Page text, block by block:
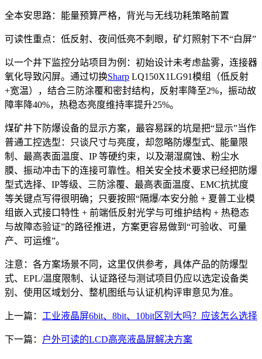
全本安思路：能量预算严格，背光与无线功耗策略前置
可读性重点：低反射、夜间低亮不刺眼，矿灯照射下不“白屏”
以一个井下监控分站项目为例：初始设计未考虑盐雾，连接器
氧化导致闪屏。通过切换Sharp LQ150X1LG91模组（低反射
+宽温），结合三防涂覆和密封结构，反射率降至2%，振动故
障率降40%，热稳态亮度维持率提升25%。
煤矿井下防爆设备的显示方案，最容易踩的坑是把“显示”当作
普通工控选型：只谈尺寸与亮度，却忽略防爆型式、能量限
制、最高表面温度、IP 等硬约束，以及潮湿腐蚀、粉尘水
膜、振动冲击下的连接可靠性。相关安全技术要求已经把防爆
型式选择、IP等级、三防涂覆、最高表面温度、EMC抗扰度
等关键点写得很明确；只要按照“隔爆/本安分舱 + 夏普工业模
组嵌入式接口特性 + 前端低反射光学与可维护结构 + 热稳态
与故障态验证”的路径推进，方案更容易做到“可验收、可量
产、可运维”。
注意：各方案场景不同，这里仅供参考，具体产品的防爆型
式、EPL/温度限制、认证路径与测试项目仍应以选定设备类
别、使用区域划分、整机图纸与认证机构评审意见为准。
上一篇： 工业液晶屏6bit、8bit、10bit区别大吗？应该怎么选择
下一篇： 户外可读的LCD高亮液晶屏解决方案